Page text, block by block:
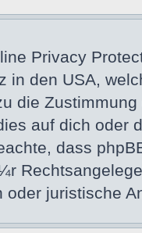
Privacy
in den USA,
die
auf dich
dass
juristische